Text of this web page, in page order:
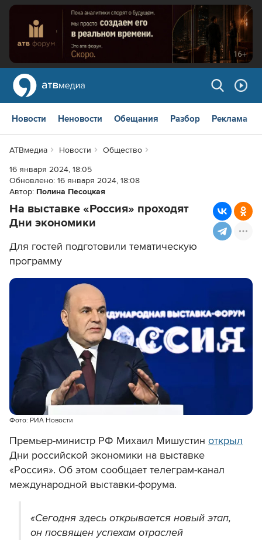
Новости Неновости Обещания Разбор Реклама
АТВмедиа Новости
Общество
16 января 2024, 18:05
Обновлено: 16 января 2024, 18:08
Автор: Полина Песоцкая
На выставке «Россия» проходят
Дни экономики
Для гостей подготовили тематическую
программу
Фото: РИА Новости
Премьер-министр РФ Михаил Мишустин открыл
Дни российской экономики на выставке
«Россия». Об этом сообщает телеграм-канал
международной выставки-форума.
«Сегодня здесь открывается новый этап,
он посвящен успехам отраслей